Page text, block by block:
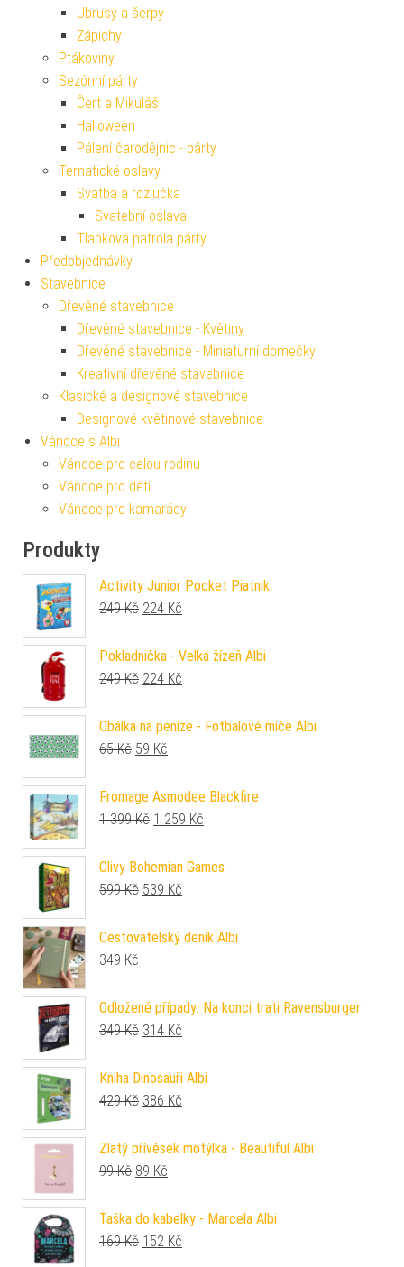
Ubrusy a šerpy
Zápichy
Ptákoviny
Sezónní párty
Čert a Mikuláš
Halloween
Pálení čarodějnic - párty
Tematické oslavy
Svatba a rozlučka
Svatební oslava
Tlapková patrola párty
Předobjednávky
Stavebnice
Dřevěné stavebnice
Dřevěné stavebnice - Květiny
Dřevěné stavebnice - Miniaturní domečky
Kreativní dřevěné stavebnice
Klasické a designové stavebnice
Designové květinové stavebnice
Vánoce s Albi
Vánoce pro celou rodinu
Vánoce pro děti
Vánoce pro kamarády
Produkty
Activity Junior Pocket Piatnik
249Kč Původní cena byla: 249 Kč.
224 Kč
Pokladnička - Velká žízeň Albi
249Kč Původní cena byla: 249 Kč.
224 Kč
Obálka na peníze - Fotbalové míče Albi
65Kč Původní cena byla: 65 Kč.
59 Kč
Fromage Asmodee Blackfire
1 399Kč Původní cena byla: 1 399 Kč.
1 259 Kč
Olivy Bohemian Games
599Kč Původní cena byla: 599 Kč.
539 Kč
Cestovatelský deník Albi
349 Kč
Odložené případy: Na konci trati Ravensburger
349Kč Původní cena byla: 349 Kč.
314 Kč
Kniha Dinosauři Albi
429Kč Původní cena byla: 429 Kč.
386 Kč
Zlatý přívěsek motýlka - Beautiful Albi
99Kč Původní cena byla: 99 Kč.
89 Kč
Taška do kabelky - Marcela Albi
169Kč Původní cena byla: 169 Kč.
152 Kč